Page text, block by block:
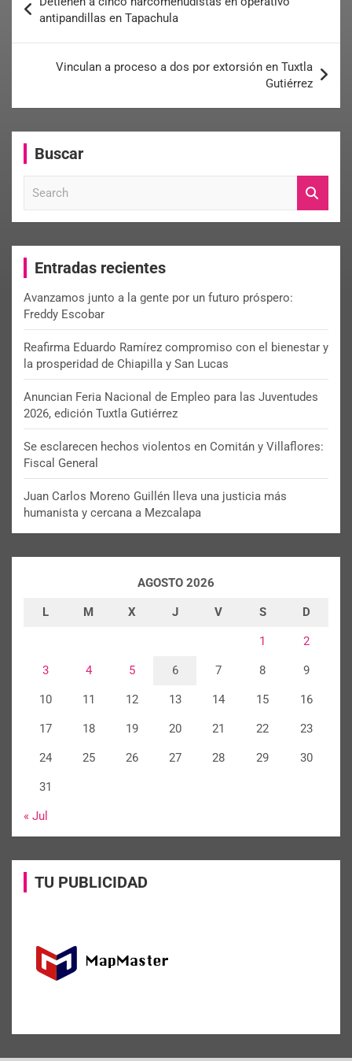
antipandillas en Tapachula
Vinculan a proceso a dos por extorsión en Tuxtla
Gutiérrez
Buscar
c
Entradas recientes
Avanzamos junto a la gente por un futuro próspero:
Freddy Escobar
Reafirma Eduardo Ramírez compromiso con el bienestar y
la prosperidad de Chiapilla y San Lucas
Anuncian Feria Nacional de Empleo para las Juventudes
2026, edición Tuxtla Gutiérrez
Se esclarecen hechos violentos en Comitán y Villaflores:
Fiscal General
Juan Carlos Moreno Guillén lleva una justicia más
humanista y cercana a Mezcalapa
AGOSTO 2026
L M X J V S D
1 2
3 4 5 6 7 8 9
10 11 12 13 14 15 16
17 18 19 20 21 22 23
24 25 26 27 28 29 30
31
« Jul
TU PUBLICIDAD